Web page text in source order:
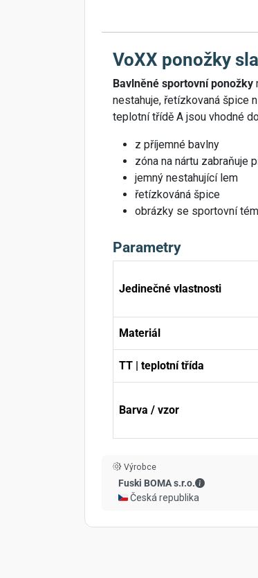
VoXX ponožky
Bavlněné sportovní ponožky
nestahuje, řetízkovaná špice
teplotní třídě A jsou vhodné
z příjemné bavlny
zóna na nártu zabraňuje
jemný nestahující lem
řetízkováná špice
obrázky se sportovní
Parametry
Jedinečné vlastnosti
Materiál
TT | teplotní třída
Barva / vzor
Výrobce
Fuski BOMA s.r.o.
Fuski BOMA
🇨🇿 Česká republika